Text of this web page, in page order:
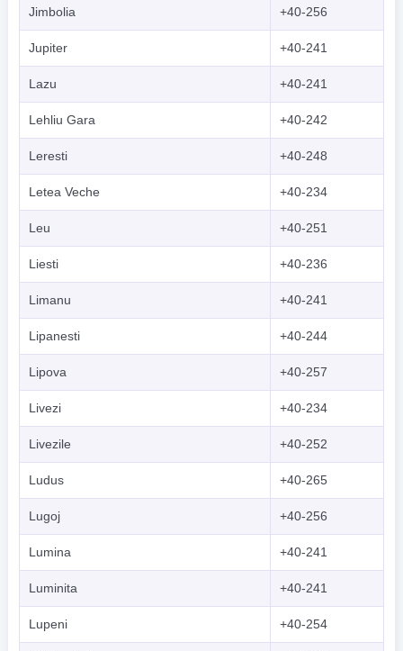
Jimbolia +40-256
Jupiter +40-241
Lazu +40-241
Lehliu Gara +40-242
Leresti +40-248
Letea Veche +40-234
Leu +40-251
Liesti +40-236
Limanu +40-241
Lipanesti +40-244
Lipova +40-257
Livezi +40-234
Livezile +40-252
Ludus +40-265
Lugoj +40-256
Lumina +40-241
Luminita +40-241
Lupeni +40-254